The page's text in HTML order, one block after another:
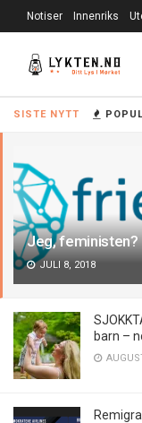
SISTE NYTT
Jeg, feministen?
JULI 8, 2018
barn –
Notiser Innenriks